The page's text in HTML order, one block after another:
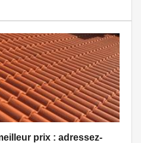
prix : adressez-